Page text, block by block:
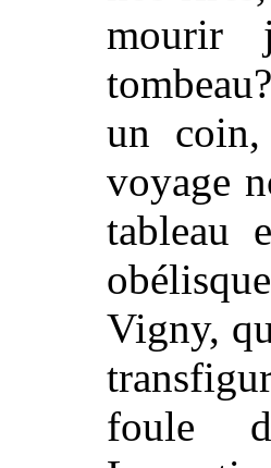
mourir
un
voyage
tableau
Vigny,
foule